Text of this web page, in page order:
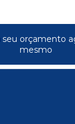
seu orçamento
mesmo